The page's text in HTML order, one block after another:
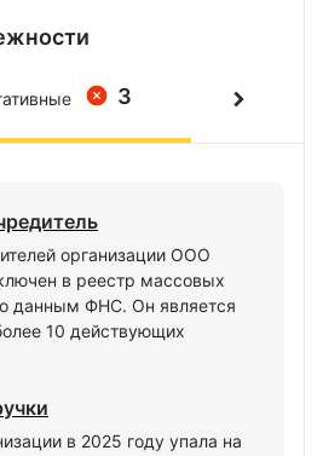
3
организации ООО
в реестр массовых
данным ФНС. Он является
10 действующих
в 2025 году упала на